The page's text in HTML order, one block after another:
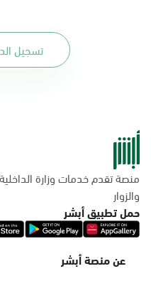
تسجيل
منصة تقدم خدمات وزارة
والزوار
حمل تطبيق أبشر
عن منصة أبشر